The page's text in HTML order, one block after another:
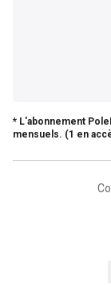
* L'abonnement
mensuels. (1 en